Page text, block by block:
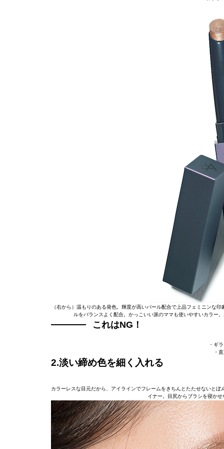
（右から）温もりのある発色。輝度が高いパール配合で上品フェミニ
ルをバランスよく配合。かっこいい派のママも使いやすいカ
これはNG！
・ギ
・
2.淡い締め色を細く入れる
カラーレスな目元だから、アイラインでフレームをきちんとたたせないと
イナー。目尻からブラシを寝か